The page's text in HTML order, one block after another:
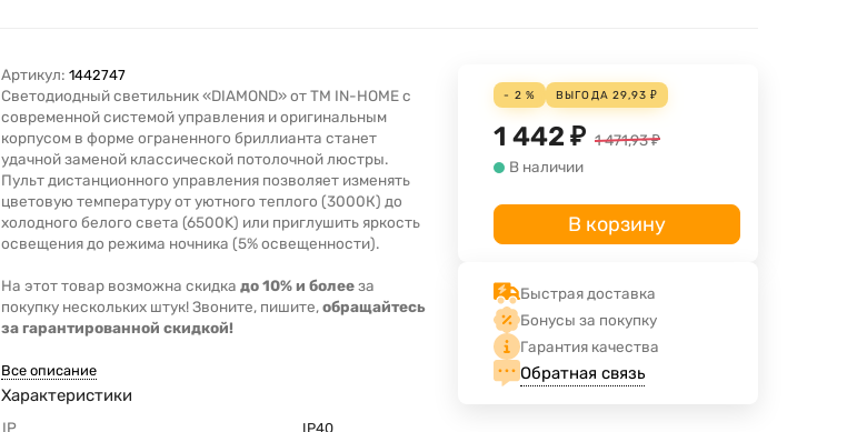
Артикул: 1442747
Светодиодный светильник «DIAMOND» от ТМ IN-HOME с
современной системой управления и оригинальным
корпусом в форме ограненного бриллианта станет
удачной заменой классической потолочной люстры.
Пульт дистанционного управления позволяет изменять
цветовую температуру от уютного теплого (3000К) до
холодного белого света (6500K) или приглушить яркость
освещения до режима ночника (5% освещенности).
На этот товар возможна скидкадо 10% и болееза
покупку нескольких штук! Звоните, пишите,обращайтесь
за гарантированной скидкой!
Все описание
Характеристики
IP IP40
- 2 % ВЫГОДА29,93 ₽
1 442₽ 1 471,93₽
В наличии
В корзину
Быстрая доставка
Бонусы за покупку
Гарантия качества
Обратная связь